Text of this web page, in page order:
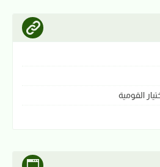
القومية